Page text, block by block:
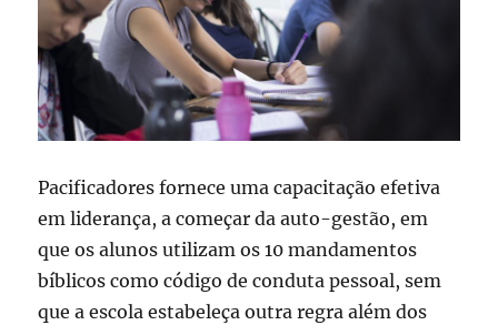
Pacificadores fornece uma capacitação efetiva
em liderança, a começar da auto-gestão, em
que os alunos utilizam os 10 mandamentos
bíblicos como código de conduta pessoal, sem
que a escola estabeleça outra regra além dos